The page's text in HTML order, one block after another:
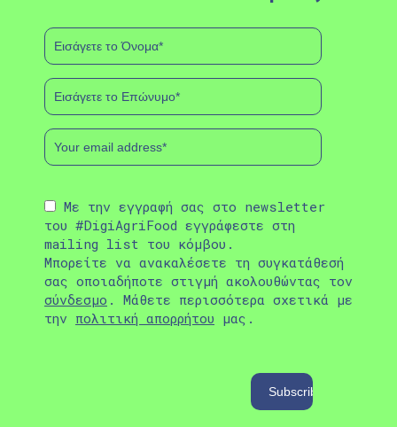
Με την εγγραφή σας στο newsletter
του #DigiAgriFood εγγράφεστε στη
mailing list του κόμβου.
Μπορείτε να ανακαλέσετε τη συγκατάθεσή
σας οποιαδήποτε στιγμή ακολουθώντας τον
σύνδεσμο . Μάθετε περισσότερα σχετικά με
την πολιτική απορρήτου μας.